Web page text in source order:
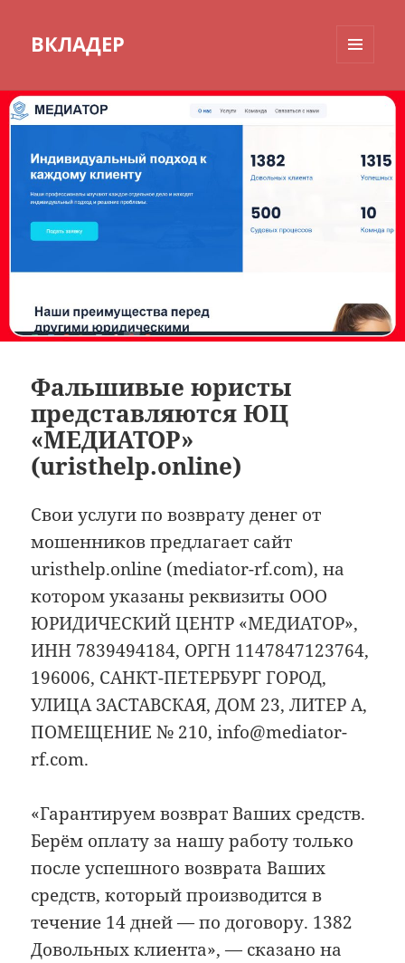
ВКЛАДЕР
ВИДЖЕТЫ
Фальшивые юристы
представляются ЮЦ
«МЕДИАТОР»
(uristhelp.online)
Свои услуги по возврату денег от
мошенников предлагает сайт
uristhelp.online (mediator-rf.com), на
котором указаны реквизиты ООО
ЮРИДИЧЕСКИЙ ЦЕНТР «МЕДИАТОР»,
ИНН 7839494184, ОРГН 1147847123764,
196006, САНКТ-ПЕТЕРБУРГ ГОРОД,
УЛИЦА ЗАСТАВСКАЯ, ДОМ 23, ЛИТЕР А,
ПОМЕЩЕНИЕ № 210, info@mediator-
rf.com.
«Гарантируем возврат Ваших средств.
Берём оплату за нашу работу только
после успешного возврата Ваших
средств, который производится в
течение 14 дней — по договору. 1382
Довольных клиента», — сказано на